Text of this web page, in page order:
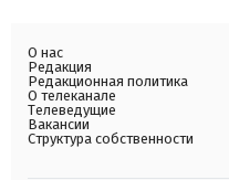
О нас
Редакция
Редакционная политика
О телеканале
Телеведущие
Вакансии
Структура собственности